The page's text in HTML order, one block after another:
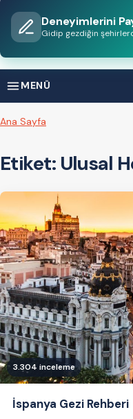
etkinlikleri
bulun Deneyimlerini
Gidip gezdiğin
MENÜ
Ana Sayfa
Etiket: Ulusal
3.304 inceleme
İspanya Gezi Rehberi